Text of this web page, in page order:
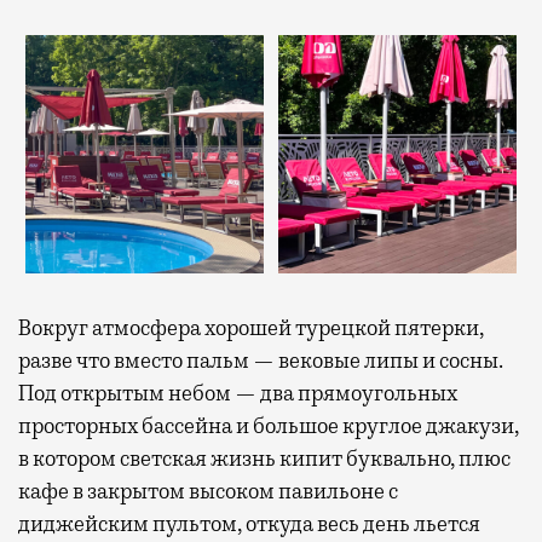
Вокруг атмосфера хорошей турецкой пятерки,
разве что вместо пальм — вековые липы и сосны.
Под открытым небом — два прямоугольных
просторных бассейна и большое круглое джакузи,
в котором светская жизнь кипит буквально, плюс
кафе в закрытом высоком павильоне с
диджейским пультом, откуда весь день льется